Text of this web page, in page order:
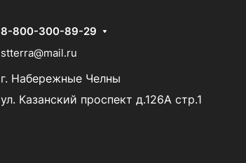
8-800-300-89-29
stterra@mail.ru
г. Набережные Челны
ул. Казанский проспект д.126А стр.1